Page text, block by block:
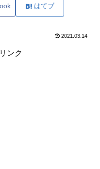
はてブ
2021.03.14
ンク